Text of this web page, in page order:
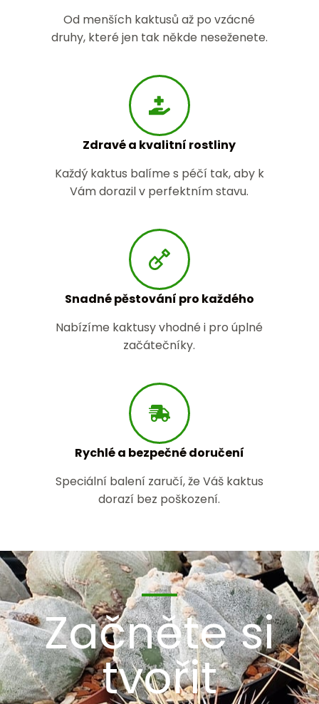
Od menších kaktusů až po vzácné
druhy, které jen tak někde neseženete.
Zdravé a kvalitní rostliny
Každý kaktus balíme s péčí tak, aby k
Vám dorazil v perfektním stavu.
Snadné pěstování pro každého
Nabízíme kaktusy vhodné i pro úplné
začátečníky.
Rychlé a bezpečné doručení
Speciální balení zaručí, že Váš kaktus
dorazí bez poškození.
Začněte si
tvořit